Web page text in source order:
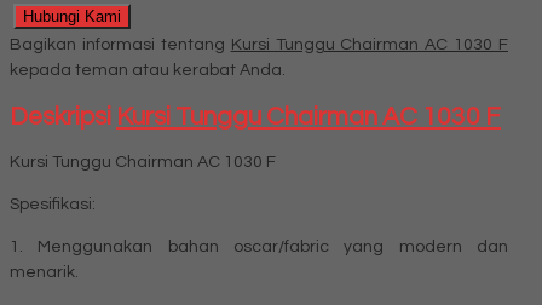
Hubungi Kami
Bagikan informasi tentang Kursi Tunggu Chairman AC 1030 F
kepada teman atau kerabat Anda.
Deskripsi Kursi Tunggu Chairman AC 1030 F
Kursi Tunggu Chairman AC 1030 F
Spesifikasi:
1. Menggunakan bahan oscar/fabric yang modern dan
menarik.